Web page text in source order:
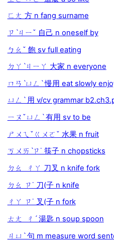
ㄈㄤ 方 n fang surname
ㄗˋㄐㄧˇ 自己 n oneself by
ㄅㄠˇ 飽 sv full eating
ㄉㄚˋㄐㄧㄚ 大家 n everyone
ㄇㄢˋㄩㄥˋ 慢用 eat slowly
ㄩㄥˋ 用 v/cv grammar
ㄧㄡˇㄩㄥˋ 有用 sv to be
ㄕㄨㄟˇㄍㄨㄛˇ 水果 n fruit
ㄎㄨㄞˋㄗ˙ 筷子 n chopsticks
ㄉㄠ ㄔㄚ 刀叉 n knife fork
ㄉㄠ ㄗ˙ 刀(子 n knife
ㄔㄚ ㄗ˙ 叉(子 n fork
ㄊㄤ ㄔˊ 湯匙 n soup spoon
ㄐㄩˋ 句 m measure word